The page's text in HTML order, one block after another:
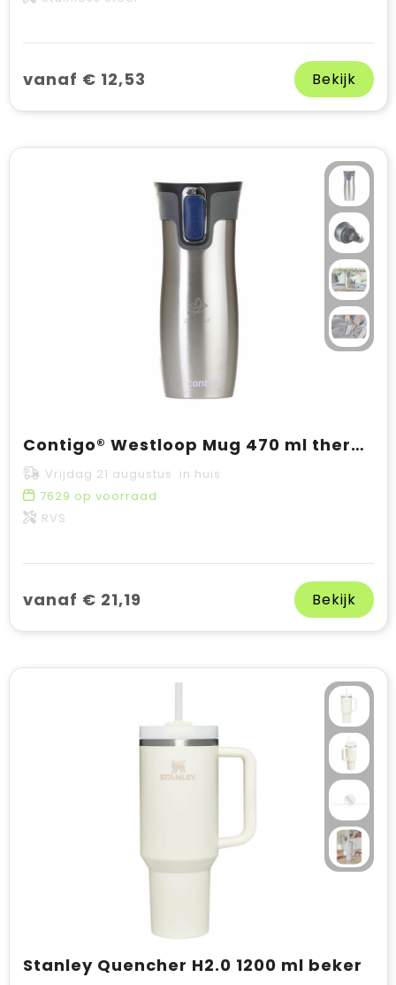
vanaf € 12,53 Bekijk
Contigo® Westloop Mug 470 ml thermosbeker
Vrijdag 21 augustus in huis
7629 op voorraad
RVS
vanaf € 21,19 Bekijk
Stanley Quencher H2.0 1200 ml beker